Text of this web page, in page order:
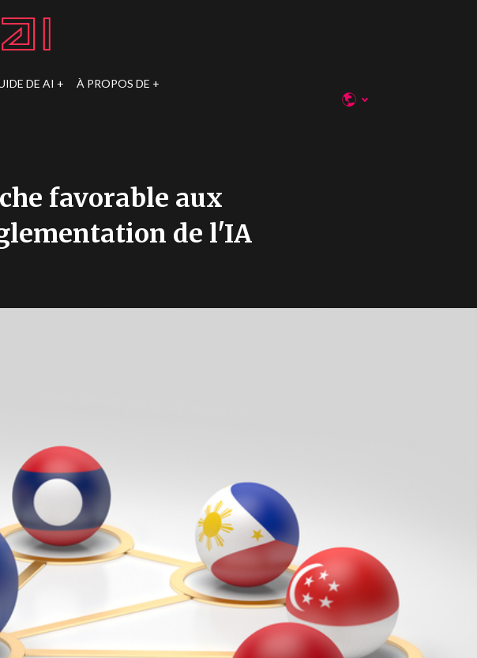
DE AI À PROPOS DE
favorable aux
de l'IA